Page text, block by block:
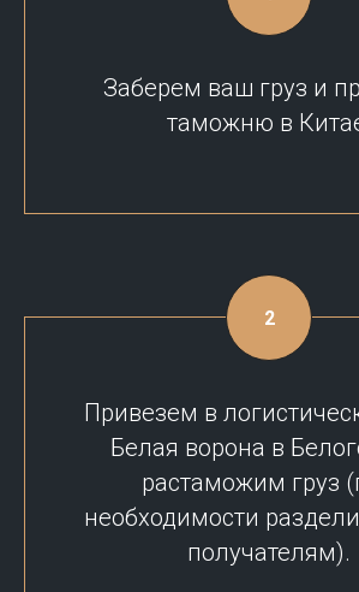
Заберем ваш груз и
таможню в
Привезем в
Белая ворона в
растаможим груз
необходимости
получателям).